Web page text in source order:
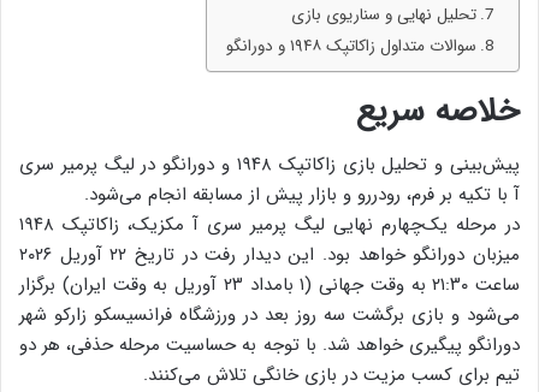
تحلیل نهایی و سناریوی بازی
سوالات متداول زاکاتپک ۱۹۴۸ و دورانگو
خلاصه سریع
پیش‌بینی و تحلیل بازی زاکاتپک ۱۹۴۸ و دورانگو در لیگ پرمیر سری
آ با تکیه بر فرم، رودررو و بازار پیش از مسابقه انجام می‌شود.
در مرحله یک‌چهارم نهایی لیگ پرمیر سری آ مکزیک، زاکاتپک ۱۹۴۸
میزبان دورانگو خواهد بود. این دیدار رفت در تاریخ ۲۲ آوریل ۲۰۲۶
ساعت ۲۱:۳۰ به وقت جهانی (۱ بامداد ۲۳ آوریل به وقت ایران) برگزار
می‌شود و بازی برگشت سه روز بعد در ورزشگاه فرانسیسکو زارکو شهر
دورانگو پیگیری خواهد شد. با توجه به حساسیت مرحله حذفی، هر دو
تیم برای کسب مزیت در بازی خانگی تلاش می‌کنند.